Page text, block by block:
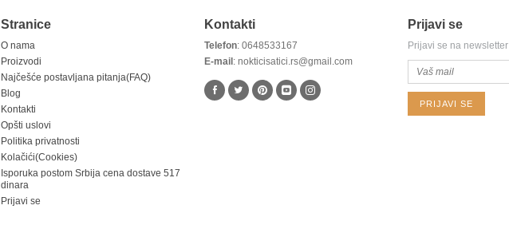
Stranice
O nama
Proizvodi
Najčešće postavljana pitanja(FAQ)
Blog
Kontakti
Opšti uslovi
Politika privatnosti
Kolačići(Cookies)
Isporuka postom Srbija cena dostave 517
dinara
Prijavi se
Kontakti
Telefon: 0648533167
E-mail : nokticisatici.rs@gmail.com
Prijavi se
Prijavi se na newsletter
PRIJAVI SE